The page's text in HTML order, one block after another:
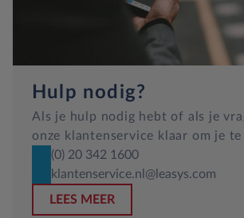
Hulp nodig?
Als je hulp nodig hebt of als je
onze klantenservice klaar om je te
(0) 20 342 1600
klantenservice.nl@leasys.com
LEES MEER